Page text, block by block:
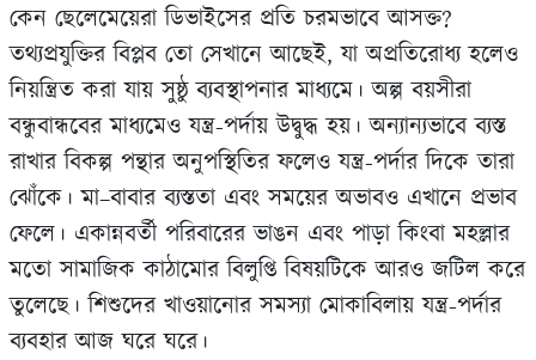
কেন ছেলেমেয়েরা ডিভাইসের প্রতি চরমভাবে আসক্ত?
তথ্যপ্রযুক্তির বিপ্লব তো সেখানে আছেই, যা অপ্রতিরোধ্য হলেও
নিয়ন্ত্রিত করা যায় সুষ্ঠু ব‍্যবস্থাপনার মাধ্যমে। অল্প বয়সীরা
বন্ধুবান্ধবের মাধ‍্যমেও যন্ত্র-পর্দায় উদ্বুদ্ধ হয়। অন‍্যান‍্যভাবে ব্যস্ত
রাখার বিকল্প পন্থার অনুপস্থিতির ফলেও যন্ত্র-পর্দার দিকে তারা
ঝোঁকে। মা–বাবার ব‍্যস্ততা এবং সময়ের অভাবও এখানে প্রভাব
ফেলে। একান্নবর্তী পরিবারের ভাঙন এবং পাড়া কিংবা মহল্লার
মতো সামাজিক কাঠামোর বিলুপ্তি বিষয়টিকে আরও জটিল করে
তুলেছে। শিশুদের খাওয়ানোর সমস‍্যা মোকাবিলায় যন্ত্র-পর্দার
ব্যবহার আজ ঘরে ঘরে।